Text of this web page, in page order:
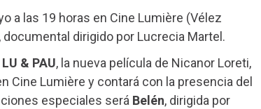
a las 19 horas en Cine Lumière (Vélez
documental dirigido por Lucrecia Martel.
LU & PAU, la nueva película de Nicanor Loreti,
Cine Lumière y contará con la presencia del
especiales será Belén, dirigida por